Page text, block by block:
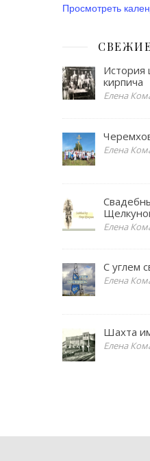
Просмотреть
История
кирпича
Елена
Елена
Елена
С углем
Елена
Шахта
Елена